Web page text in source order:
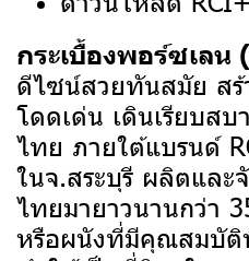
กระเบื้องพอร์ซเล
ดีไซน์สวยทันสมัย สร้
โดดเด่น เดินเรียบส
ไทย ภายใต้แบรนด์
ในจ.สระบุรี ผลิตแล
ไทยมายาวนานกว่า
หรือผนังที่มีคุณสมบัติ